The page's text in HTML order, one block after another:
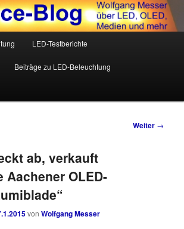
Blog
LED, OLED, Medien und mehr
wechselnLED-Testberichte
Beiträge zu LED-Beleuchtung
Weiter →
ab, verkauft
Aachener OLED-
vonWolfgang Messer